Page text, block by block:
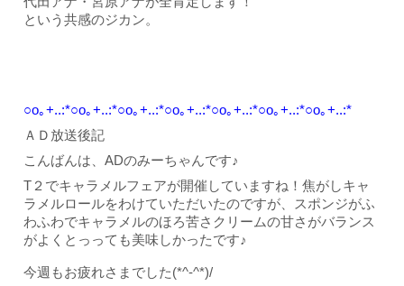
という共感のジカン。
○o｡+..:*○o｡+..:*○o｡+..:*○o｡+..:*○o｡+..:*○o｡+..:*○o｡+..:*
ＡＤ放送後記
こんばんは、ADのみーちゃんです♪
T２でキャラメルフェアが開催していますね！焦がしキャ
ラメルロールをわけていただいたのですが、スポンジがふ
わふわでキャラメルのほろ苦さクリームの甘さがバランス
がよくとっっても美味しかったです♪
今週もお疲れさまでした(*^-^*)/